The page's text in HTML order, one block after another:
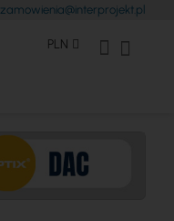
zamowienia@interprojekt.pl
Waluta
PLN Konto Klienta